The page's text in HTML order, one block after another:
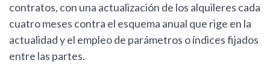
contratos, con una actualización de los alquileres cada
cuatro meses contra el esquema anual que rige en la
actualidad y el empleo de parámetros o índices fijados
entre las partes.